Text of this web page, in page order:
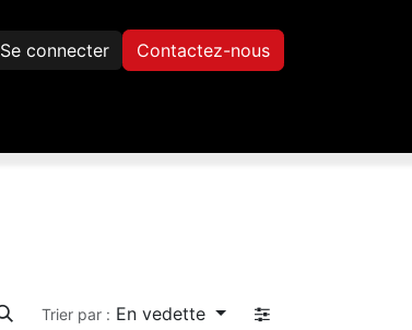
Se connecter Contactez-nous
Trier par : En vedette